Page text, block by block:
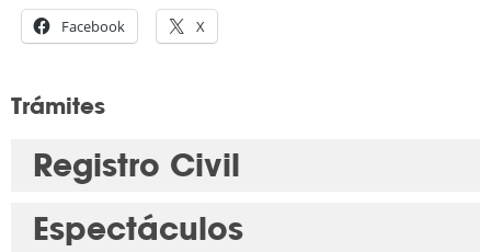
Facebook X
Trámites
Registro Civil
Espectáculos